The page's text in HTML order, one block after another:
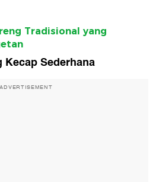
Tradisional yang
Kecap Sederhana
ADVERTISEMENT